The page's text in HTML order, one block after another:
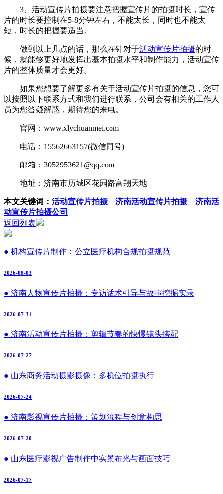
3、活动宣传片拍摄要注意把握宣传片的拍摄时长，宣传
片的时长要控制在5-8分钟左右，不能太长，同时也不能太
短，时长的把握要适当。
做到以上几点的话，那么在针对于活动宣传片拍摄的时
候，就能够更好地发挥出基本拍摄水平和制作能力，活动宣传
片的整体质量才会更好。
如果您想要了解更多有关于活动宣传片拍摄的信息，您可
以按照以下联系方式和我们进行联系，公司会有相关的工作人
员为您答疑解惑，期待您的来电。
官网：www.xlychuanmei.com
电话：15562663157(微信同号)
邮箱：3052953621@qq.com
地址：济南市历城区花园路富翔天地
本文关键词： 活动宣传片拍摄 济南活动宣传片拍摄
济南活
动宣传片拍摄公司
返回列表
● 机构宣传片制作：公立医疗机构合规拍摄规范
2026-08-03
● 济南人物宣传片拍摄：专访话术引导与故事挖掘实录
2026-07-31
● 济南活动宣传片拍摄：剪辑节奏的快慢镜头搭配
2026-07-27
● 山东商务活动摄影摄像：多机位拍摄执行
2026-07-24
● 济南影视宣传片拍摄：策划流程与创意构思
2026-07-20
● 山东医疗影视广告制作中实景布光与画面技巧
2026-07-17